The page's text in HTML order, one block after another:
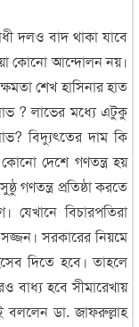
দলও বাদ থাকা যাবে
কোনো আন্দোলন নয়।
শেখ হাসিনার হাত
? লাভের মধ্যে এটুকু
বিদ্যুৎতের দাম কি
দেশে গণতন্ত্র হয়
গণতন্ত্র প্রতিষ্ঠা করতে
যেখানে বিচারপতিরা
সরকারের নিয়মে
দিতে হবে। তাহলে
বাধ্য হবে সীমারেখায়
ডা. জাফরুল্লাহ